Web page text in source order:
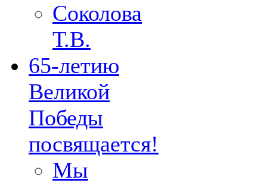
Соколова
Т.В.
65-летию
Великой
Победы
посвящается!
Мы